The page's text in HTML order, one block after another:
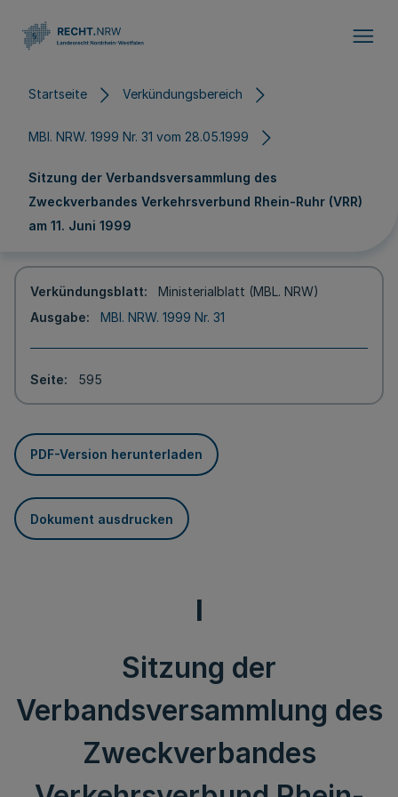
Startseite Verkündungsbereich
MBl. NRW. 1999 Nr. 31 vom 28.05.1999
Sitzung der Verbandsversammlung des
Zweckverbandes Verkehrsverbund Rhein-Ruhr (VRR)
am 11. Juni 1999
Verkündungsblatt
Ministerialblatt (MBL. NRW)
Ausgabe
MBl. NRW. 1999 Nr. 31
Seite 595
PDF-Version herunterladen
Dokument ausdrucken
I
Sitzung der
Verbandsversammlung des
Zweckverbandes